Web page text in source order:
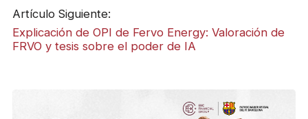
Artículo Siguiente:
Explicación de OPI de Fervo Energy: Valoración de
FRVO y tesis sobre el poder de IA